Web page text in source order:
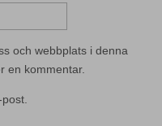
och webbplats i denna
en kommentar.